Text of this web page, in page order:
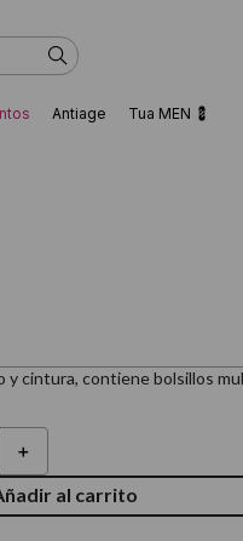
Antiage Tua MEN 💈
y cintura, contiene bolsillos
＋
al carrito